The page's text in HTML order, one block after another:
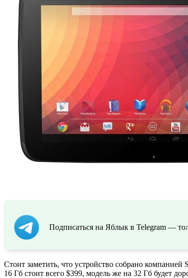
Подписаться на Яблык в Telegram —
Стоит заметить, что устройство собрано
16 Гб стоит всего $399, модель же на 32 Гб будет